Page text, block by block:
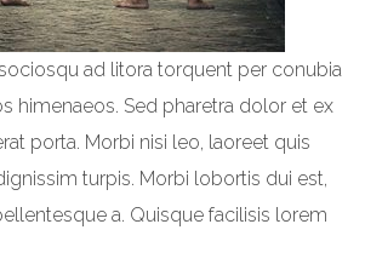
ad litora torquent per conubia
himenaeos. Sed pharetra dolor et ex
porta. Morbi nisi leo, laoreet quis
turpis. Morbi lobortis dui est,
a. Quisque facilisis lorem